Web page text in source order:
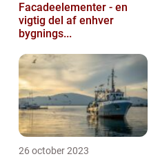
Facadeelementer - en
vigtig del af enhver
bygnings...
26 october 2023